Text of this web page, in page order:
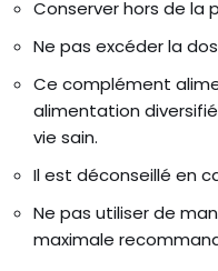
Conserver hors de la
Ne pas excéder la
Ce complément
alimentation
vie sain.
Il est déconseillé en
Ne pas utiliser de
maximale